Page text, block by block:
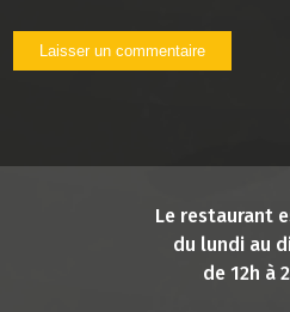
Le restaurant
du lundi au
de 12h à